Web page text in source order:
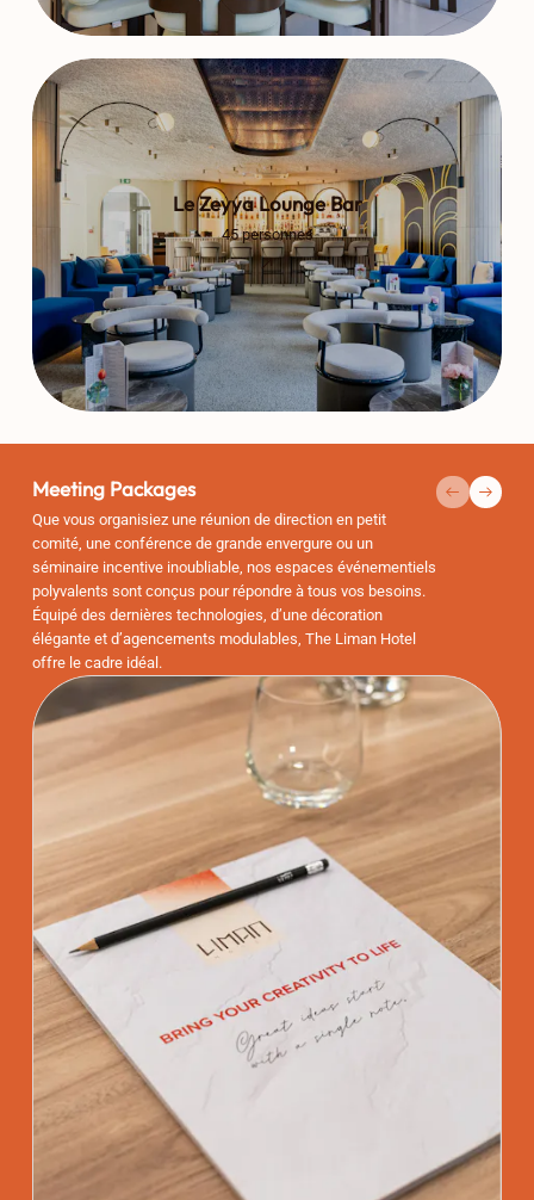
Le Zeyya Lounge Bar
45 personnes
Meeting Packages
Que vous organisiez une réunion de direction en petit
comité, une conférence de grande envergure ou un
séminaire incentive inoubliable, nos espaces événementiels
polyvalents sont conçus pour répondre à tous vos besoins.
Équipé des dernières technologies, d’une décoration
élégante et d’agencements modulables, The Liman Hotel
offre le cadre idéal.